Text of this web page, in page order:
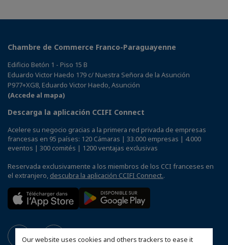
Our website uses cookies and others trackers to ease it
Chambre de Commerce Franco-Paraguayenne
Edificio Betón 1 - Piso 15 B
Eduardo Victor Haedo 179 c/ Nuestra Señora de la Asunción
P977+XG8, Eduardo Victor Haedo, Asunción
(Accede al mapa)
Descarga la aplicación CCIFI Connect
Acelere su negocio gracias a la primera red privada de empresas
francesas en 95 países: 120 Cámaras | 33.000 empresas | 4.000
eventos | 300 comités | 1200 ventajas exclusivas
Reservada exclusivamente a los miembros de los CCI franceses en
el extranjero, descubra la aplicación CCIFI Connect..